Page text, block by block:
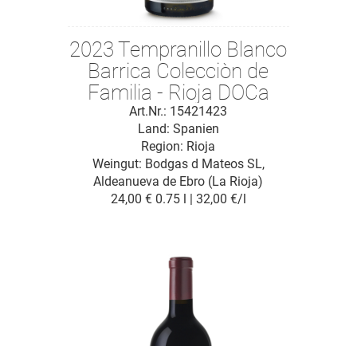
2023 Tempranillo Blanco
Barrica Colecciòn de
Familia - Rioja DOCa
Art.Nr.: 15421423
Weingut: Bodgas d Mateos SL,
Aldeanueva de Ebro (La Rioja)
Region: Rioja
Land: Spanien
24,00 € 0.75 l | 32,00 €/l